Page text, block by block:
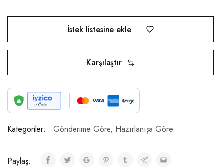
İstek listesine ekle
Karşılaştır
Kategoriler: Gönderime Göre, Hazırlanışa Göre
Paylaş: